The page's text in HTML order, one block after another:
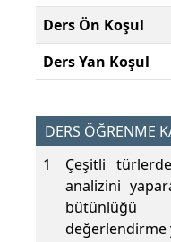
Ders Ön Koşul
Ders Yan Koşul
DERS ÖĞRENME
1
Çeşitli
analizini
bütünlüğü
değerlendirme